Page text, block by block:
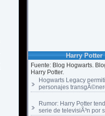
Harry Potter
Fuente: Blog Hogwarts.
Harry Potter.
Hogwarts Legacy
personajes
Rumor: Harry Potter
serie de televisiÃ³n por